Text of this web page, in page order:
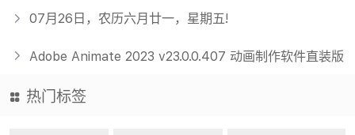
07月26日，农历六月廿一，星期五!
Adobe Animate 2023 v23.0.0.407 动画制作软件直装版
热门标签